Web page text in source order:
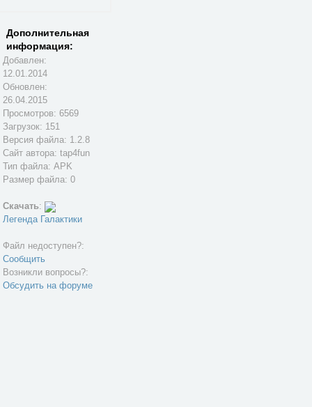
Дополнительная
информация:
Добавлен:
12.01.2014
Обновлен:
26.04.2015
Просмотров: 6569
Загрузок: 151
Версия файла: 1.2.8
Сайт автора: tap4fun
Тип файла: APK
Размер файла: 0
Скачать:
Легенда Галактики
Файл недоступен?:
Сообщить
Возникли вопросы?:
Обсудить на форуме